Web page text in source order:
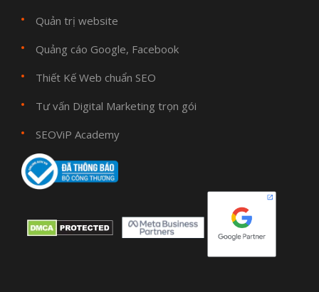
Quản trị website
Quảng cáo Google, Facebook
Thiết Kế Web chuẩn SEO
Tư vấn Digital Marketing trọn gói
SEOViP Academy